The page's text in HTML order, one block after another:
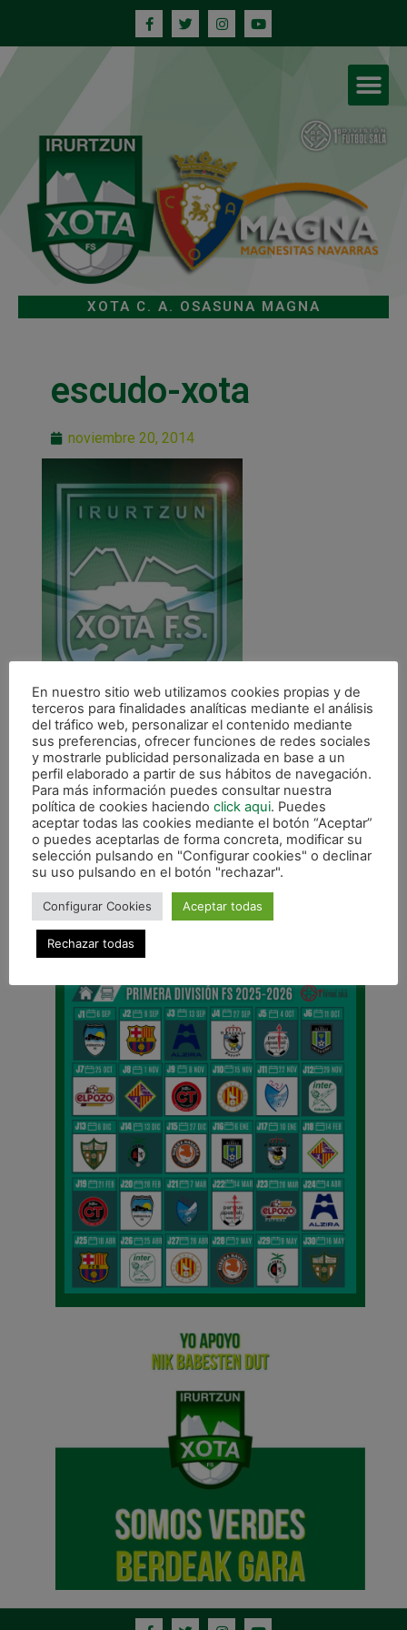
XOTA C. A. OSASUNA MAGNA
escudo-xota
noviembre 20, 2014
ANTERIOR
Resultados de la jornada en las categorías inferiores
CALENDARIO DE LIGA
En nuestro sitio web utilizamos cookies propias y de
terceros para finalidades analíticas mediante el análisis
del tráfico web, personalizar el contenido mediante
sus preferencias, ofrecer funciones de redes sociales
y mostrarle publicidad personalizada en base a un
perfil elaborado a partir de sus hábitos de navegación.
Para más información puedes consultar nuestra
política de cookies haciendo click aqui. Puedes
aceptar todas las cookies mediante el botón “Aceptar”
o puedes aceptarlas de forma concreta, modificar su
selección pulsando en "Configurar cookies" o declinar
su uso pulsando en el botón "rechazar".
Configurar Cookies Aceptar todas
Rechazar todas